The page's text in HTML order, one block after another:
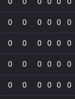
0 0 0 0 0 0
0 0 0 0 0 0
0 0 0 0 0 0
0 0 0 0 0 0
0 0 0 0 0 0